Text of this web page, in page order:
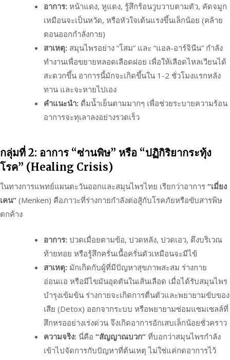
อาการ: หน้าแดง, หูแดง, รู้สึกร้อนวูบวาบตามตัว, คัดจมูก
เหมือนจะเป็นหวัด, หรือหัวใจเต้นแรงขึ้นเล็กน้อย (คล้าย
ตอนออกกำลังกาย)
สาเหตุ: สมุนไพรอย่าง “โสม” และ “แอล-อาร์จินีน” กำลัง
ทำงานเพื่อขยายหลอดเลือดฝอย เพื่อให้เลือดไหลเวียนได้
สะดวกขึ้น อาการนี้มักจะเกิดขึ้นใน 1-2 ชั่วโมงแรกหลัง
ทาน และจะหายไปเอง
คำแนะนำ: ดื่มน้ำเย็นตามมากๆ เพื่อช่วยระบายความร้อน
อาการจะทุเลาลงอย่างรวดเร็ว
กลุ่มที่ 2: อาการ “ซ่านพิษ” หรือ “ปฏิกิริยากระทุ้ง
โรค” (Healing Crisis)
ในทางการแพทย์แผนตะวันออกและสมุนไพรไทย เรียกว่าอาการ “เมี่ยง
เคน” (Menken) คือภาวะที่ร่างกายกำลังต่อสู้กับโรคภัยหรือขับสารพิษ
ตกค้าง
อาการ: ปวดเมื่อยตามข้อ, ปวดหลัง, ปวดเอว, ตึงบริเวณ
ท้ายทอย หรือรู้สึกครั่นเนื้อครั่นตัวเหมือนจะมีไข้
สาเหตุ: มักเกิดกับผู้ที่มีปัญหาสุขภาพสะสม ร่างกาย
อ่อนแอ หรือมีไขมันอุดตันในเส้นเลือด เมื่อได้รับสมุนไพร
บำรุงเข้มข้น ร่างกายจะเกิดการตื่นตัวและพยายามขับของ
เสีย (Detox) ออกจากระบบ หรือพยายามซ่อมแซมเซลล์ที่
สึกหรออย่างเร่งด่วน จึงเกิดอาการอักเสบเล็กน้อยชั่วคราว
ความจริง: นี่คือ “สัญญาณบวก” ที่บอกว่าสมุนไพรกำลัง
เข้าไปจัดการกับปัญหาที่ต้นเหตุ ไม่ใช่แค่กดอาการไว้